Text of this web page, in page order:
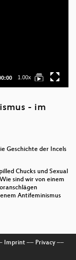
1.00x
- im
Geschichte der Incels
Chucks und Sexual
sind wir von einem
Antifeminismus
Imprint–– Privacy––